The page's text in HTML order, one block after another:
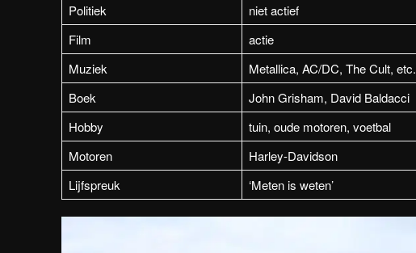
Politiek
niet actief
Film
actie
Muziek
Metallica, AC/DC, The Cult, etc.
Boek
John Grisham, David Baldacci
Hobby
tuin, oude motoren, voetbal
Motoren
Harley-Davidson
Lijfspreuk
‘Meten is weten’